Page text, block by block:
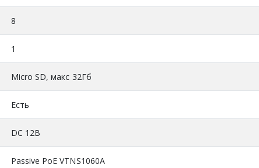
8
1
Micro SD, макс 32Гб
Есть
DC 12В
Passive PoE VTNS1060A